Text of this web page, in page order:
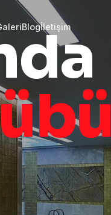
Blogİletişim